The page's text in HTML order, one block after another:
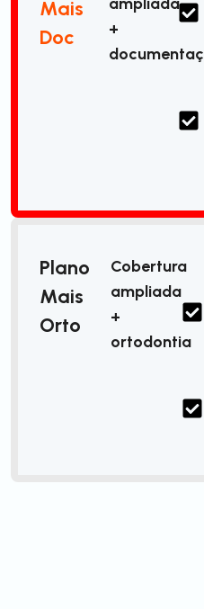
Mais
Doc
+
Plano
Mais
Orto
Cobertura
ampliada
+
ortodontia